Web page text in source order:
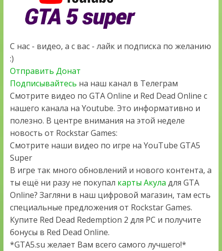
С нас - видео, а с вас - лайк и подписка по желанию
:)
Отправить Донат
Подписывайтесь на наш канал в Телеграм
Смотрите видео по GTA Online и Red Dead Online с
нашего канала на Youtube. Это информативно и
полезно. В центре внимания на этой неделе
новость от Rockstar Games:
Смотрите наши видео по игре на YouTube GTA5
Super
В игре так много обновлений и нового контента, а
ты ещё ни разу не покупал карты Акула для GTA
Online? Загляни в наш цифровой магазин, там есть
специальные предложения от Rockstar Games.
Купите Red Dead Redemption 2 для PC и получите
бонусы в Red Dead Online.
*GTA5.su желает Вам всего самого лучшего!*